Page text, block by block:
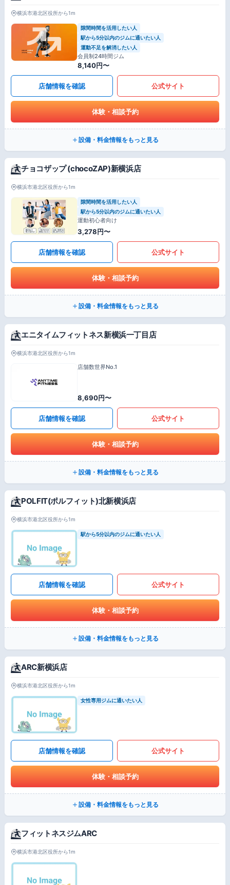
横浜市港北区役所から1m
隙間時間を活用したい人
駅から5分以内のジムに通いたい人
運動不足を解消したい人
会員制24時間ジム
8,140円〜
店舗情報を確認 公式サイト
体験・相談予約
設備・料金情報をもっと見る
チョコザップ (chocoZAP)新横浜店
横浜市港北区役所から1m
隙間時間を活用したい人
駅から5分以内のジムに通いたい人
運動初心者向け
3,278円〜
店舗情報を確認 公式サイト
体験・相談予約
設備・料金情報をもっと見る
エニタイムフィットネス新横浜一丁目店
横浜市港北区役所から1m
店舗数世界No.1
8,690円〜
店舗情報を確認 公式サイト
体験・相談予約
設備・料金情報をもっと見る
POLFIT(ポルフィット)北新横浜店
横浜市港北区役所から1m
駅から5分以内のジムに通いたい人
店舗情報を確認 公式サイト
体験・相談予約
設備・料金情報をもっと見る
ARC新横浜店
横浜市港北区役所から1m
女性専用ジムに通いたい人
店舗情報を確認 公式サイト
体験・相談予約
設備・料金情報をもっと見る
フィットネスジムARC
横浜市港北区役所から1m